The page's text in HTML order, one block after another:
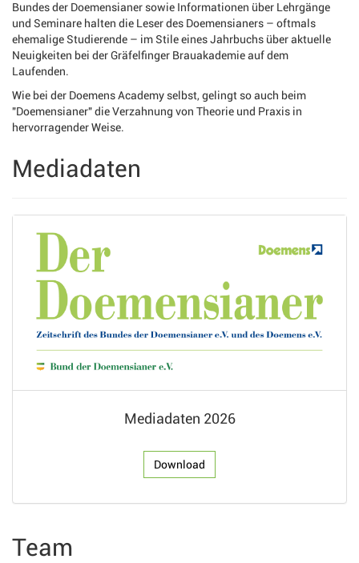
Bundes der Doemensianer sowie Informationen über Lehrgänge
und Seminare halten die Leser des Doemensianers – oftmals
ehemalige Studierende – im Stile eines Jahrbuchs über aktuelle
Neuigkeiten bei der Gräfelfinger Brauakademie auf dem
Laufenden.
Wie bei der Doemens Academy selbst, gelingt so auch beim
"Doemensianer" die Verzahnung von Theorie und Praxis in
hervorragender Weise.
Mediadaten
Mediadaten 2026
Download
Team